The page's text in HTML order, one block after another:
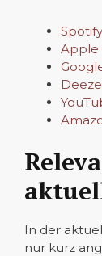
Spotify
Apple
In der
nur kurz